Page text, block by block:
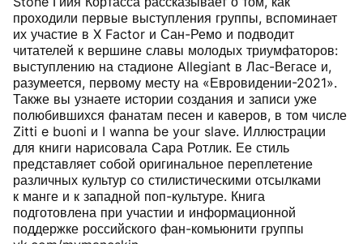
проходили первые выступления группы, вспоминает
их участие в X Factor и Сан-Ремо и подводит
читателей к вершине славы молодых триумфаторов:
выступлению на стадионе Allegiant в Лас-Вегасе и,
разумеется, первому месту на «Евровидении-2021».
Также вы узнаете истории создания и записи уже
полюбившихся фанатам песен и каверов, в том числе
Zitti e buoni и I wanna be your slave. Иллюстрации
для книги нарисовала Сара Ротлик. Ее стиль
представляет собой оригинальное переплетение
различных культур со стилистическими отсылками
к манге и к западной поп-культуре. Книга
подготовлена при участии и информационной
поддержке российского фан-комьюнити группы